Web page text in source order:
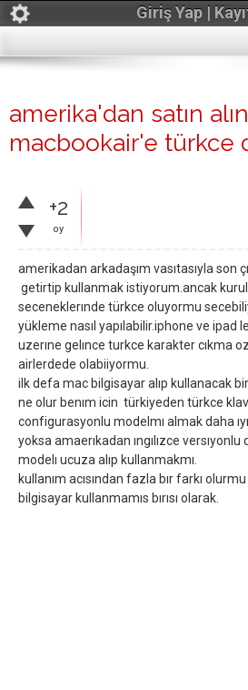
Giriş Yap |
amerika'dan satın
macbookair'e türkce
+2
oy
amerikadan arkadaşım vasıtasıyla son
getirtip kullanmak istiyorum.ancak
seceneklerınde türkce oluyormu
yükleme nasıl yapılabilir.iphone ve ipad
uzerıne gelınce turkce karakter cıkma
airlerdede olabiiyormu.
ilk defa mac bilgisayar alıp kullanacak
ne olur benım icin türkiyeden türkce
configurasyonlu modelmı almak daha
yoksa amaerıkadan ıngılızce
modelı ucuza alıp kullanmakmı.
kullanım acısından fazla bır farkı
bilgisayar kullanmamıs bırısı olarak.